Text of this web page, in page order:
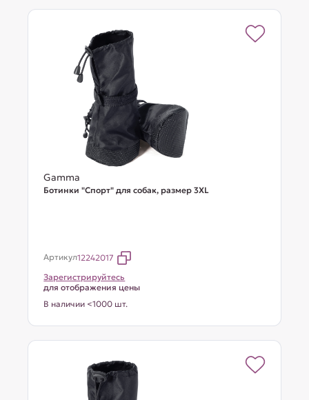
Gamma
Ботинки "Спорт" для собак, размер 3XL
Артикул12242017
Зарегистрируйтесь
для отображения цены
В наличии <1000 шт.